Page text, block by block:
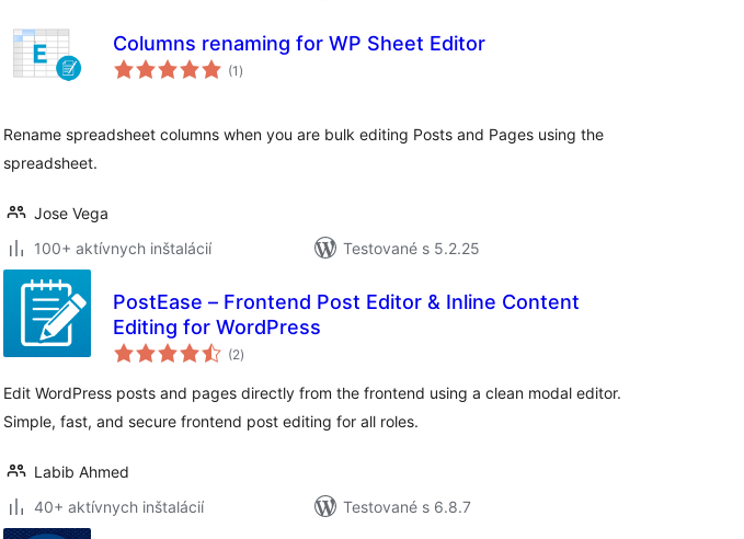
Columns renaming for WP Sheet Editor
(1 celkové
hodnotenie
)
Rename spreadsheet columns when you are bulk editing Posts and Pages using the
spreadsheet.
Jose Vega
100+ aktívnych inštalácií
Testované s 5.2.25
PostEase – Frontend Post Editor & Inline Content
Editing for WordPress
(2celkové
hodnotenie
)
Edit WordPress posts and pages directly from the frontend using a clean modal editor.
Simple, fast, and secure frontend post editing for all roles.
Labib Ahmed
40+ aktívnych inštalácií
Testované s 6.8.7